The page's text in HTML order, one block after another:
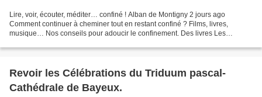
Lire, voir, écouter, méditer… confiné ! Alban de Montigny 2 jours ago
Comment continuer à cheminer tout en restant confiné ? Films, livres,
musique… Nos conseils pour adoucir le confinement. Des livres Les
Revoir les Célébrations du Triduum pascal-
Cathédrale de Bayeux.